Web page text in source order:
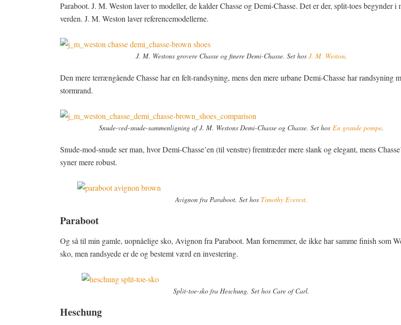
Paraboot. J. M. Weston laver to modeller, de kalder Chasse og Demi-Chasse. Det er der, split-toes begynder i
verden. J. M. Weston laver referencemodellerne.
J. M. Westons grovere Chasse og finere Demi-Chasse. Set hos J. M. Weston.
Den mere terrængående Chasse har en felt-randsyning, mens den mere urbane Demi-Chasse har randsyning
stormrand.
Snude-ved-snude-sammenligning af J. M. Westons Demi-Chasse og Chasse. Set hos En grande pompe.
Snude-mod-snude ser man, hvor Demi-Chasse’en (til venstre) fremtræder mere slank og elegant, mens
syner mere robust.
Avignon fra Paraboot. Set hos Timothy Everest.
Paraboot
Og så til min gamle, uopnåelige sko, Avignon fra Paraboot. Man fornemmer, de ikke har samme finish som
sko, men randsyede er de og bestemt værd en investering.
Split-toe-sko fra Heschung. Set hos Care of Carl.
Heschung